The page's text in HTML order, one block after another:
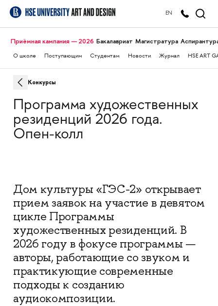
EN
Приёмная кампания — 2026 Бакалавриат Магистратура
О школе Поступающим Студентам Новости Журнал HSE ART
Конкурсы
Программа художественных
резиденций 2026 года.
Опен-колл
Дом культуры «ГЭС-2» открывает
прием заявок на участие в девятом
цикле Программы
художественных резиденций. В
2026 году в фокусе программы —
авторы, работающие со звуком и
практикующие современные
подходы к созданию
аудиокомпозиции.